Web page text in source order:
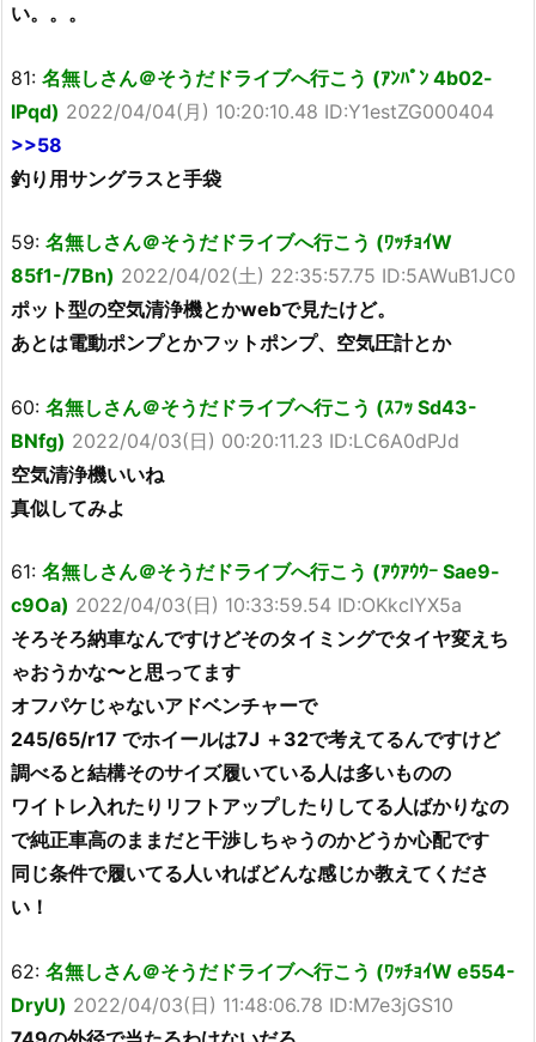
い。。。
81: 名無しさん＠そうだドライブへ行こう (ｱﾝﾊﾟﾝ 4b02-
lPqd) 2022/04/04(月) 10:20:10.48 ID:Y1estZG000404
>>58
釣り用サングラスと手袋
59: 名無しさん＠そうだドライブへ行こう (ﾜｯﾁｮｲW
85f1-/7Bn) 2022/04/02(土) 22:35:57.75 ID:5AWuB1JC0
ポット型の空気清浄機とかwebで見たけど。
あとは電動ポンプとかフットポンプ、空気圧計とか
60: 名無しさん＠そうだドライブへ行こう (ｽﾌｯ Sd43-
BNfg) 2022/04/03(日) 00:20:11.23 ID:LC6A0dPJd
空気清浄機いいね
真似してみよ
61: 名無しさん＠そうだドライブへ行こう (ｱｳｱｳｳｰ Sae9-
c9Oa) 2022/04/03(日) 10:33:59.54 ID:OKkcIYX5a
そろそろ納車なんですけどそのタイミングでタイヤ変えち
ゃおうかな〜と思ってます
オフパケじゃないアドベンチャーで
245/65/r17 でホイールは7J ＋32で考えてるんですけど
調べると結構そのサイズ履いている人は多いものの
ワイトレ入れたりリフトアップしたりしてる人ばかりなの
で純正車高のままだと干渉しちゃうのかどうか心配です
同じ条件で履いてる人いればどんな感じか教えてくださ
い！
62: 名無しさん＠そうだドライブへ行こう (ﾜｯﾁｮｲW e554-
DryU) 2022/04/03(日) 11:48:06.78 ID:M7e3jGS10